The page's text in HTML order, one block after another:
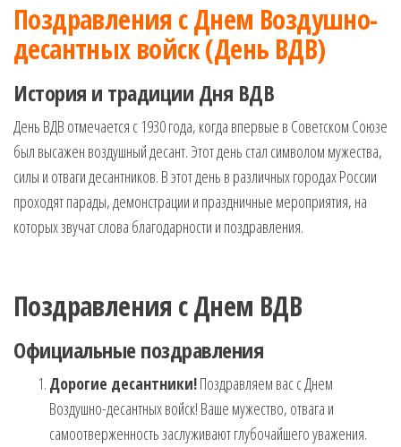
Красивые,
Приятные
пожелания на
безумно
эротичные
сообщения!
Поздравления с Днем Воздушно-
десантных войск (День ВДВ)
История и традиции Дня ВДВ
День ВДВ отмечается с 1930 года, когда впервые в Советском Союзе
был высажен воздушный десант. Этот день стал символом мужества,
силы и отваги десантников. В этот день в различных городах России
проходят парады, демонстрации и праздничные мероприятия, на
которых звучат слова благодарности и поздравления.
Поздравления с Днем ВДВ
Официальные поздравления
Дорогие десантники!Поздравляем вас с Днем
Воздушно-десантных войск! Ваше мужество, отвага и
самоотверженность заслуживают глубочайшего уважения.